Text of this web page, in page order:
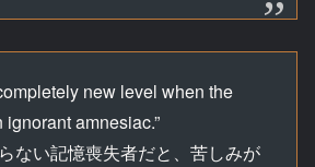
new level when the
amnesiac.”
ない記憶喪失者だと、苦しみが